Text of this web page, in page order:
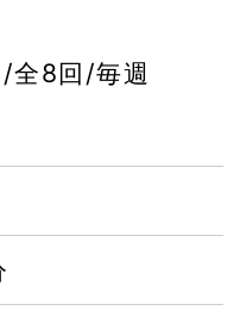
/全8回/毎週